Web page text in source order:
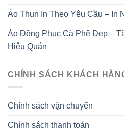
Áo Thun In Theo Yêu Cầu – In
Áo Đồng Phục Cà Phê Đẹp –
Hiệu Quán
CHÍNH SÁCH KHÁCH
Chính sách vận chuyển
Chính sách thanh toán